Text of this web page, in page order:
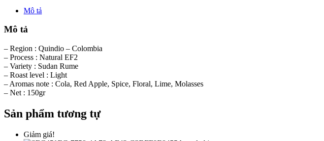
Mô tả
Mô tả
– Region : Quindio – Colombia
– Process : Natural EF2
– Variety : Sudan Rume
– Roast level : Light
– Aromas note : Cola, Red Apple, Spice, Floral, Lime, Molasses
– Net : 150gr
Sản phẩm tương tự
Giảm giá!